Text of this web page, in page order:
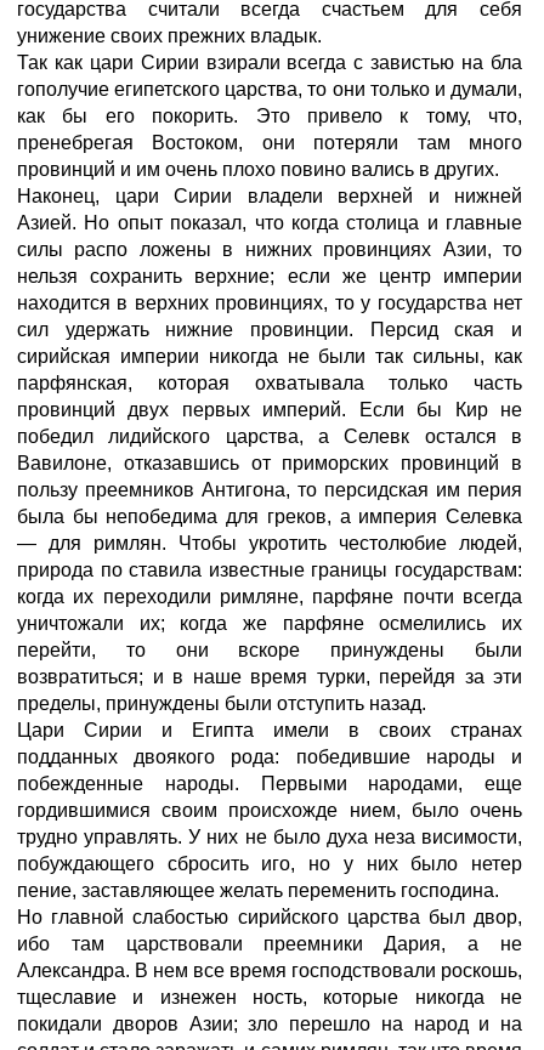
государства считали всегда счастьем для себя
унижение своих прежних владык.
Так как цари Сирии взирали всегда с завистью на бла
гополучие египетского царства, то они только и думали,
как бы его покорить. Это привело к тому, что,
пренебрегая Востоком, они потеряли там много
провинций и им очень плохо повино вались в других.
Наконец, цари Сирии владели верхней и нижней
Азией. Но опыт показал, что когда столица и главные
силы распо ложены в нижних провинциях Азии, то
нельзя сохранить верхние; если же центр империи
находится в верхних провинциях, то у государства нет
сил удержать нижние провинции. Персид ская и
сирийская империи никогда не были так сильны, как
парфянская, которая охватывала только часть
провинций двух первых империй. Если бы Кир не
победил лидийского царства, а Селевк остался в
Вавилоне, отказавшись от приморских провинций в
пользу преемников Антигона, то персидская им перия
была бы непобедима для греков, а империя Селевка
— для римлян. Чтобы укротить честолюбие людей,
природа по ставила известные границы государствам:
когда их переходили римляне, парфяне почти всегда
уничтожали их; когда же парфяне осмелились их
перейти, то они вскоре принуждены были
возвратиться; и в наше время турки, перейдя за эти
пределы, принуждены были отступить назад.
Цари Сирии и Египта имели в своих странах
подданных двоякого рода: победившие народы и
побежденные народы. Первыми народами, еще
гордившимися своим происхожде нием, было очень
трудно управлять. У них не было духа неза висимости,
побуждающего сбросить иго, но у них было нетер
пение, заставляющее желать переменить господина.
Но главной слабостью сирийского царства был двор,
ибо там царствовали преемники Дария, а не
Александра. В нем все время господствовали роскошь,
тщеславие и изнежен ность, которые никогда не
покидали дворов Азии; зло перешло на народ и на